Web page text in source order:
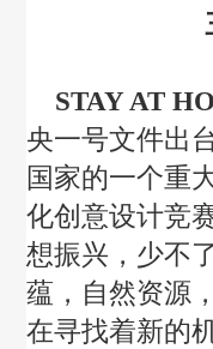
STAY AT
央一号文件出
国家的一个重
化创意设计竞
想振兴，少不
蕴，自然资源
在寻找着新的